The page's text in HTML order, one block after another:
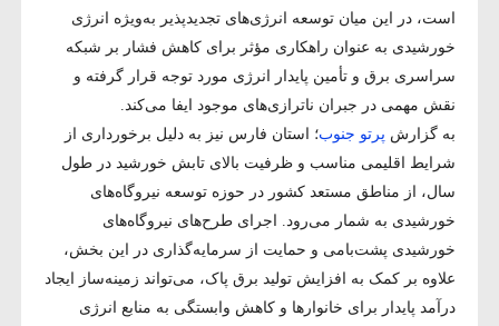
است، در این میان توسعه انرژی‌های تجدیدپذیر به‌ویژه انرژی
خورشیدی به عنوان راهکاری مؤثر برای کاهش فشار بر شبکه
سراسری برق و تأمین پایدار انرژی مورد توجه قرار گرفته و
نقش مهمی در جبران ناترازی‌های موجود ایفا می‌کند.
به گزارش پرتو جنوب؛ استان فارس نیز به دلیل برخورداری از
شرایط اقلیمی مناسب و ظرفیت بالای تابش خورشید در طول
سال، از مناطق مستعد کشور در حوزه توسعه نیروگاه‌های
خورشیدی به شمار می‌رود. اجرای طرح‌های نیروگاه‌های
خورشیدی پشت‌بامی و حمایت از سرمایه‌گذاری در این بخش،
علاوه بر کمک به افزایش تولید برق پاک، می‌تواند زمینه‌ساز ایجاد
درآمد پایدار برای خانوارها و کاهش وابستگی به منابع انرژی